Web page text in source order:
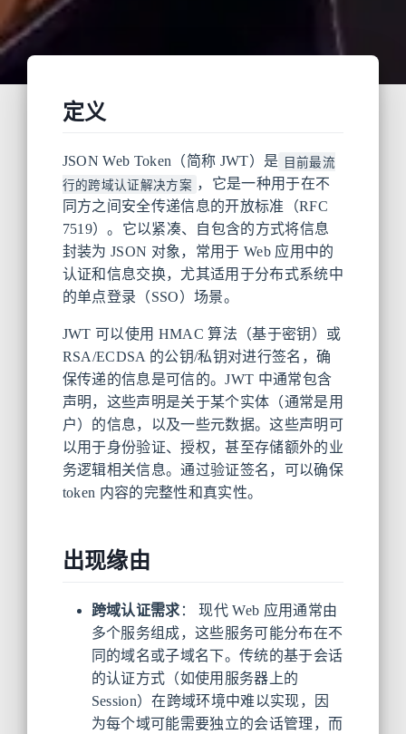
定义
JSON Web Token（简称 JWT）是 目前最流
行的跨域认证解决方案 ，它是一种用于在不
同方之间安全传递信息的开放标准（RFC
7519）。它以紧凑、自包含的方式将信息
封装为 JSON 对象，常用于 Web 应用中的
认证和信息交换，尤其适用于分布式系统中
的单点登录（SSO）场景。
JWT 可以使用 HMAC 算法（基于密钥）或
RSA/ECDSA 的公钥/私钥对进行签名，确
保传递的信息是可信的。JWT 中通常包含
声明，这些声明是关于某个实体（通常是用
户）的信息，以及一些元数据。这些声明可
以用于身份验证、授权，甚至存储额外的业
务逻辑相关信息。通过验证签名，可以确保
token 内容的完整性和真实性。
出现缘由
跨域认证需求 ： 现代 Web 应用通常由
多个服务组成，这些服务可能分布在不
同的域名或子域名下。传统的基于会话
的认证方式（如使用服务器上的
Session）在跨域环境中难以实现，因
为每个域可能需要独立的会话管理，而